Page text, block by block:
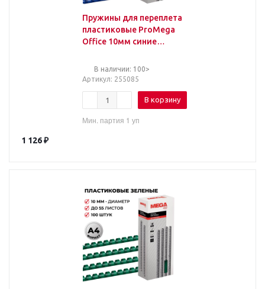
Пружины для переплета
пластиковые ProMega
Office 10мм синие
В наличии: 100>
Артикул: 255085
В корзину
Мин. партия 1 уп
1 126₽